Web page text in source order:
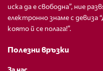
иска да е свободна”, ние
електронно знаме с
която й се полага!”.
Полезни връзки
За нас